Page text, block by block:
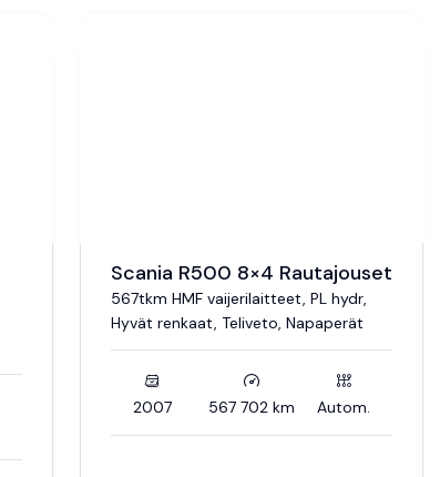
Scania R500 8×4 Rautajouset
567tkm HMF vaijerilaitteet, PL hydr,
Hyvät renkaat, Teliveto, Napaperät
2007 567 702 km Autom.